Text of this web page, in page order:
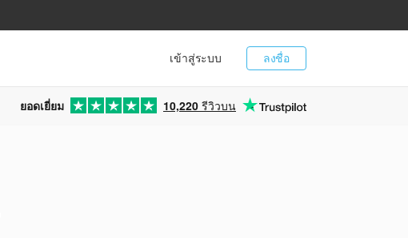
ลงชื่อ
เข้าสู่ระบบ
ยอดเยี่ยม 10,220 รีวิวบน